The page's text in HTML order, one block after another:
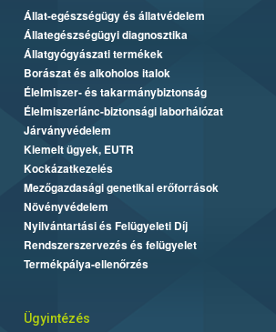
Állat-egészségügy és állatvédelem
Állategészségügyi diagnosztika
Állatgyógyászati termékek
Borászat és alkoholos italok
Élelmiszer- és takarmánybiztonság
Élelmiszerlánc-biztonsági laborhálózat
Járványvédelem
Kiemelt ügyek, EUTR
Kockázatkezelés
Mezőgazdasági genetikai erőforrások
Növényvédelem
Nyilvántartási és Felügyeleti Díj
Rendszerszervezés és felügyelet
Termékpálya-ellenőrzés
Ügyintézés